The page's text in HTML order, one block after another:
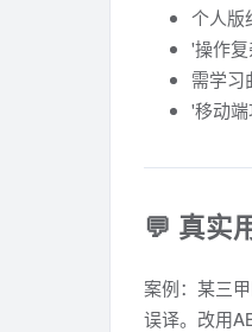
个人版
'操作
需学习
'移动
💬 真实
案例：某三
误译。改用